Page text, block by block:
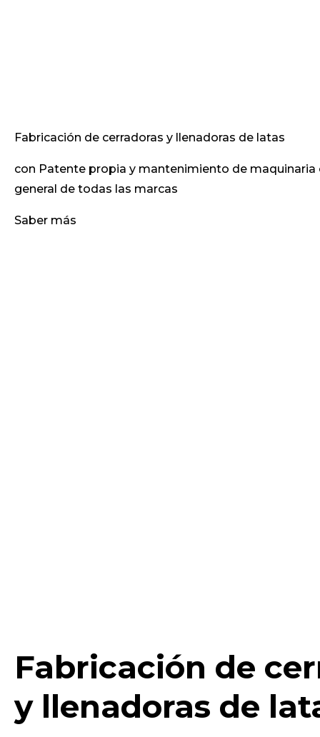
Fabricación de cerradoras y llenadoras de latas
con Patente propia y mantenimiento de maquinaria
general de todas las marcas
Saber más
Fabricación de
y llenadoras de